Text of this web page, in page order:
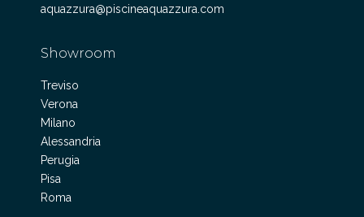
aquazzura@piscineaquazzura.com
Showroom
Treviso
Verona
Milano
Alessandria
Perugia
Pisa
Roma